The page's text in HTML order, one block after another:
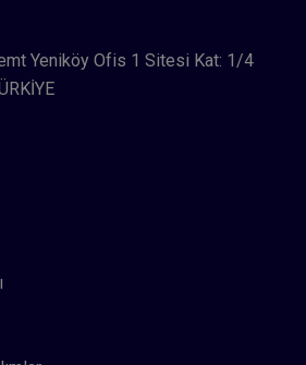
Yeniköy Ofis 1 Sitesi Kat: 1/4